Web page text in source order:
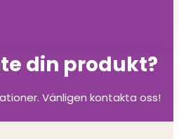
din produkt?
Vänligen kontakta oss!